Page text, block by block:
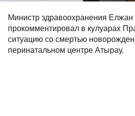
Министр здравоохранения Елжан
прокомментировал в кулуарах
ситуацию со смертью
перинатальном центре Атырау.